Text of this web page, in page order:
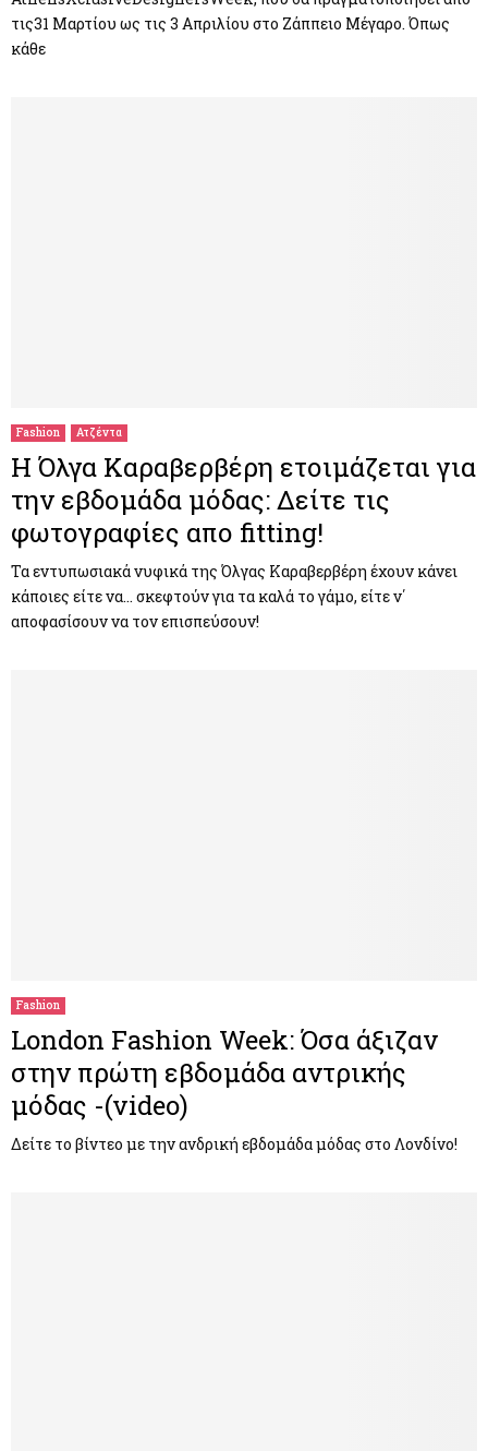
τις31 Μαρτίου ως τις 3 Απριλίου στο Ζάππειο Μέγαρο. Όπως
κάθε
Fashion Ατζέντα
Η Όλγα Καραβερβέρη ετοιμάζεται για
την εβδομάδα μόδας: Δείτε τις
φωτογραφίες απο fitting!
Τα εντυπωσιακά νυφικά της Όλγας Καραβερβέρη έχουν κάνει
κάποιες είτε να… σκεφτούν για τα καλά το γάμο, είτε ν΄
αποφασίσουν να τον επισπεύσουν!
Fashion
London Fashion Week: Όσα άξιζαν
στην πρώτη εβδομάδα αντρικής
μόδας -(video)
Δείτε το βίντεο με την ανδρική εβδομάδα μόδας στο Λονδίνο!